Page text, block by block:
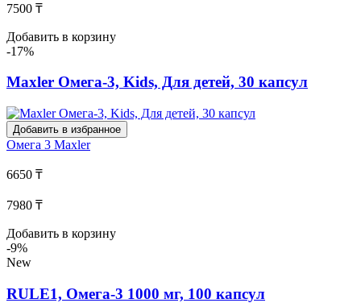
7500 ₸
Добавить в корзину
-17%
Maxler Омега-3, Kids, Для детей, 30 капсул
Добавить в избранное
Омега 3 Maxler
6650 ₸
7980 ₸
Добавить в корзину
-9%
New
RULE1, Омега-3 1000 мг, 100 капсул